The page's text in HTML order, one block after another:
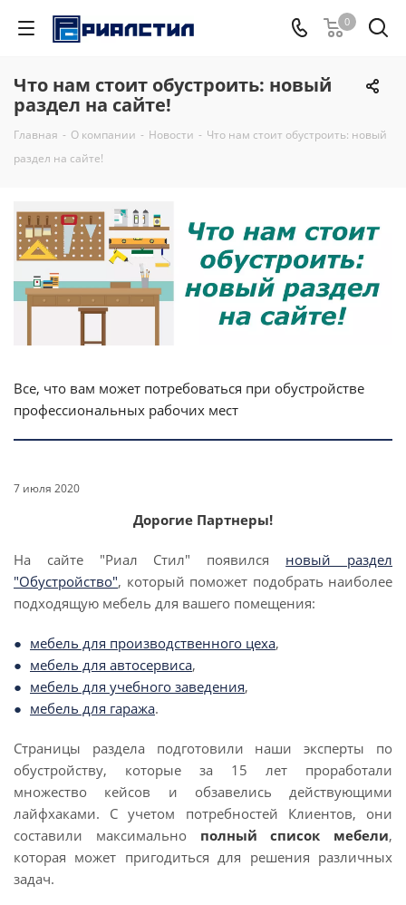
0
Что нам стоит обустроить: новый
раздел на сайте!
Главная - О компании - Новости - Что нам стоит обустроить: новый
раздел на сайте!
Все, что вам может потребоваться при обустройстве
профессиональных рабочих мест
7 июля 2020
Дорогие Партнеры!
На сайте "Риал Стил" появился новый раздел
"Обустройство", который поможет подобрать наиболее
подходящую мебель для вашего помещения:
мебель для производственного цеха,
мебель для автосервиса,
мебель для учебного заведения,
мебель для гаража.
Страницы раздела подготовили наши эксперты по
обустройству, которые за 15 лет проработали
множество кейсов и обзавелись действующими
лайфхаками. С учетом потребностей Клиентов, они
составили максимально полный список мебели,
которая может пригодиться для решения различных
задач.